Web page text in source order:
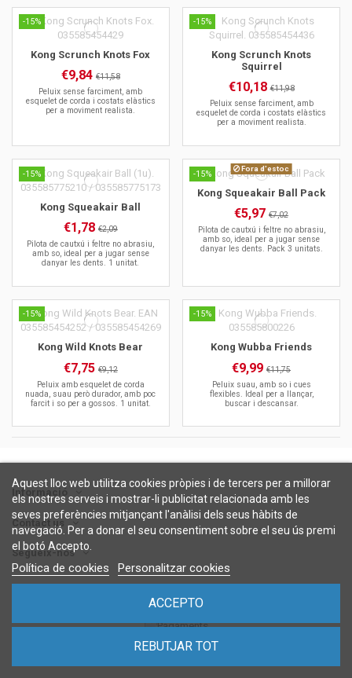
-15%
Kong Scrunch Knots Fox
€9,84 €11,58
Peluix sense farciment, amb
esquelet de corda i costats elàstics
per a moviment realista.
-15%
Kong Scrunch Knots
Squirrel
€10,18€11,98
Peluix sense farciment, amb
esquelet de corda i costats elàstics
per a moviment realista.
-15%
Kong Squeakair Ball
€1,78 €2,09
Pilota de cautxú i feltre no abrasiu,
amb so, ideal per a jugar sense
danyar les dents. 1 unitat.
-15% Fora d'estoc
Kong Squeakair Ball Pack
€5,97€7,02
Pilota de cautxú i feltre no abrasiu,
amb so, ideal per a jugar sense
danyar les dents. Pack 3 unitats.
-15%
Kong Wild Knots Bear
€7,75 €9,12
Peluix amb esquelet de corda
nuada, suau però durador, amb poc
farcit i so per a gossos. 1 unitat.
-15%
Kong Wubba Friends
€9,99€11,75
Peluix suau, amb so i cues
flexibles. Ideal per a llançar,
buscar i descansar.
Informació
Contact us
Aquest lloc web utilitza cookies pròpies i de tercers per a millorar
els nostres serveis i mostrar-li publicitat relacionada amb les
seves preferències mitjançant l'anàlisi dels seus hàbits de
navegació. Per a donar el seu consentiment sobre el seu ús premi
el botó Accepto.
Política de cookies Personalitzar cookies
REBUTJAR TOT
ACCEPTO
Segueix-nos
2026 Gos i Gat Alimentació, SA -